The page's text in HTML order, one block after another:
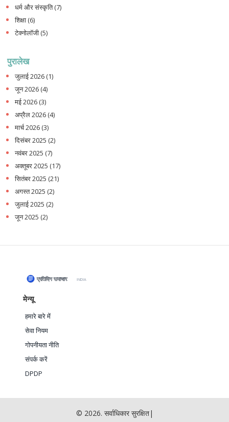
धर्म और संस्कृति(7)
शिक्षा (6)
टेक्नोलॉजी (5)
पुरालेख
जुलाई 2026 (1)
जून 2026 (4)
मई 2026 (3)
अप्रैल 2026 (4)
मार्च 2026 (3)
दिसंबर 2025 (2)
नवंबर 2025 (7)
अक्तूबर 2025 (17)
सितंबर 2025 (21)
अगस्त 2025 (2)
जुलाई 2025 (2)
जून 2025 (2)
मेन्यू
हमारे बारे में
सेवा नियम
गोपनीयता नीति
संपर्क करें
DPDP
© 2026. सर्वाधिकार सुरक्षित|